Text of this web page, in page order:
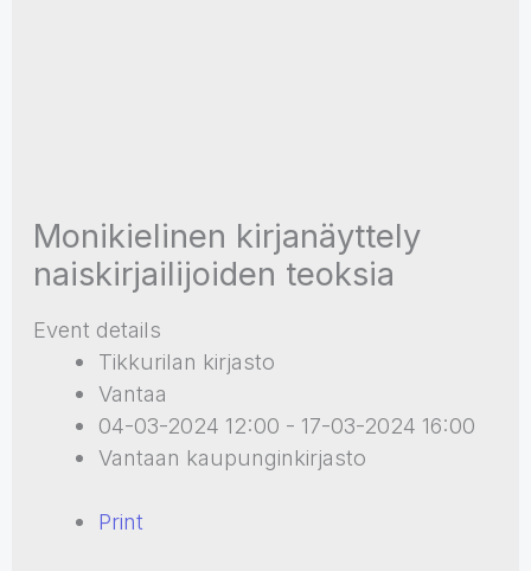
Monikielinen kirjanäyttely
naiskirjailijoiden teoksia
Event details
Tikkurilan kirjasto
Vantaa
04-03-2024 12:00 - 17-03-2024 16:00
Vantaan kaupunginkirjasto
Print